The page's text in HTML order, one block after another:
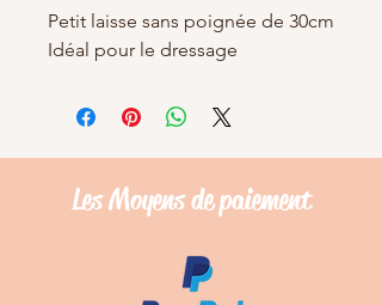
Petit laisse sans poignée de 30cm
Idéal pour le dressage
Les Moyens depaiement